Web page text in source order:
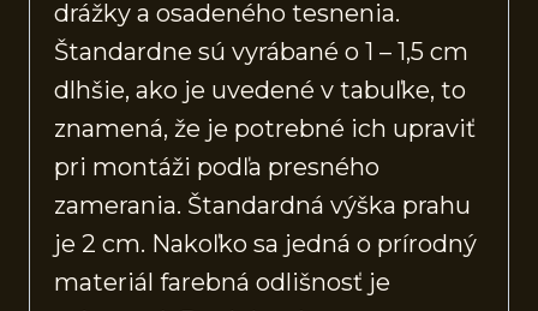
drážky a osadeného tesnenia.
Štandardne sú vyrábané o 1 – 1,5 cm
dlhšie, ako je uvedené v tabuľke, to
znamená, že je potrebné ich upraviť
pri montáži podľa presného
zamerania. Štandardná výška prahu
je 2 cm. Nakoľko sa jedná o prírodný
materiál farebná odlišnosť je